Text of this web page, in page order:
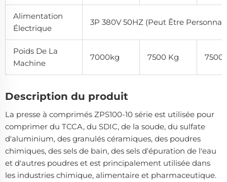
Alimentation
Électrique
3P 380V 50HZ (peut Être
Poids De La
Machine
7000kg 7500 Kg 7500
Description du produit
La presse à comprimés ZPS100-10 série est utilisée pour
comprimer du TCCA, du SDIC, de la soude, du sulfate
d'aluminium, des granulés céramiques, des poudres
chimiques, des sels de bain, des sels d'épuration de l'eau
et d'autres poudres et est principalement utilisée dans
les industries chimique, alimentaire et pharmaceutique.